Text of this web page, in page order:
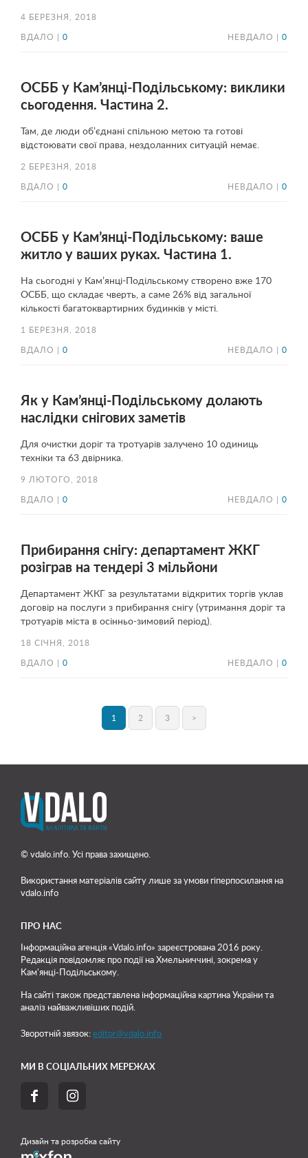
4 БЕРЕЗНЯ, 2018
ВДАЛО | 0 НЕВДАЛО | 0
ОСББ у Кам’янці-Подільському: виклики
сьогодення. Частина 2.
Там, де люди об’єднані спільною метою та готові
відстоювати свої права, нездоланних ситуацій немає.
2 БЕРЕЗНЯ, 2018
ВДАЛО | 0 НЕВДАЛО | 0
ОСББ у Кам’янці-Подільському: ваше
житло у ваших руках. Частина 1.
На сьогодні у Кам’янці-Подільському створено вже 170
ОСББ, що складає чверть, а саме 26% від загальної
кількості багатоквартирних будинків у місті.
1 БЕРЕЗНЯ, 2018
ВДАЛО | 0 НЕВДАЛО | 0
Як у Кам’янці-Подільському долають
наслідки снігових заметів
Для очистки доріг та тротуарів залучено 10 одиниць
техніки та 63 двірника.
9 ЛЮТОГО, 2018
ВДАЛО | 0 НЕВДАЛО | 0
Прибирання снігу: департамент ЖКГ
розіграв на тендері 3 мільйони
Департамент ЖКГ за результатами відкритих торгів уклав
договір на послуги з прибирання снігу (утримання доріг та
тротуарів міста в осінньо-зимовий період).
18 СІЧНЯ, 2018
ВДАЛО | 0 НЕВДАЛО | 0
1 2 3 >
© vdalo.info. Усі права захищено.
Використання матеріалів сайту лише за умови гіперпосилання на
vdalo.info
ПРО НАС
Інформаційна агенція «Vdalo.info» зареєстрована 2016 року.
Редакція повідомляє про події на Хмельниччині, зокрема у
Кам'янці-Подільському.
На сайті також представлена інформаційна картина України та
аналіз найважливіших подій.
Зворотній звязок: editor@vdalo.info
МИ В СОЦІАЛЬНИХ МЕРЕЖАХ
 
Дизайн та розробка сайту